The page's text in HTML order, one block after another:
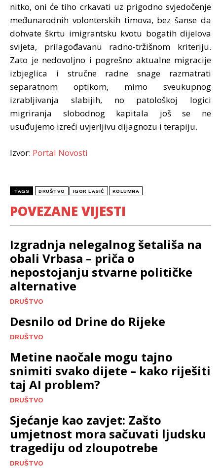
nitko, oni će tiho crkavati uz prigodno svjedočenje
međunarodnih volonterskih timova, bez šanse da
dohvate škrtu imigrantsku kvotu bogatih dijelova
svijeta, prilagođavanu radno-tržišnom kriteriju.
Zato je nedovoljno i pogrešno aktualne migracije
izbjeglica i stručne radne snage razmatrati
separatnom optikom, mimo sveukupnog
izrabljivanja slabijih, no patološkoj logici
migriranja slobodnog kapitala još se ne
usuđujemo izreći uvjerljivu dijagnozu i terapiju.
Izvor: Portal Novosti
TAGS DRUŠTVO IGOR LASIĆ KOLUMNA
POVEZANE VIJESTI
Izgradnja nelegalnog šetališa na
obali Vrbasa – priča o
nepostojanju stvarne političke
alternative
DRUŠTVO
Desnilo od Drine do Rijeke
DRUŠTVO
Metine naočale mogu tajno
snimiti svako dijete – kako riješiti
taj AI problem?
DRUŠTVO
Sjećanje kao zavjet: Zašto
umjetnost mora sačuvati ljudsku
tragediju od zloupotrebe
DRUŠTVO